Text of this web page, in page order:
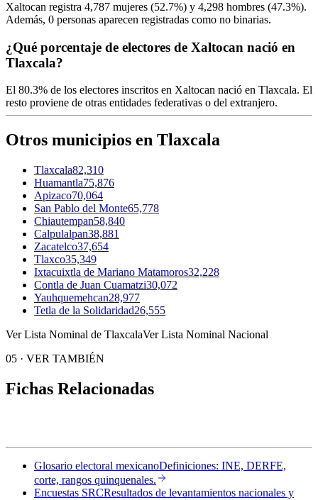
Xaltocan registra 4,787 mujeres (52.7%) y 4,298 hombres (47.3%).
Además, 0 personas aparecen registradas como no binarias.
¿Qué porcentaje de electores de Xaltocan nació en
Tlaxcala?
El 80.3% de los electores inscritos en Xaltocan nació en Tlaxcala. El
resto proviene de otras entidades federativas o del extranjero.
Otros municipios en Tlaxcala
Tlaxcala82,310
Huamantla75,876
Apizaco70,064
San Pablo del Monte65,778
Chiautempan58,840
Calpulalpan38,881
Zacatelco37,654
Tlaxco35,349
Ixtacuixtla de Mariano Matamoros32,228
Contla de Juan Cuamatzi30,072
Yauhquemehcan28,977
Tetla de la Solidaridad26,555
Ver Lista Nominal de TlaxcalaVer Lista Nominal Nacional
05 · VER TAMBIÉN
Fichas Relacionadas
Glosario electoral mexicanoDefiniciones: INE, DERFE,
corte, rangos quinquenales.
Encuestas SRCResultados de levantamientos nacionales y